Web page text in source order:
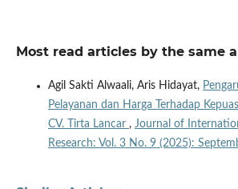
Most read articles by the same
Agil Sakti Alwaali, Aris Hidayat,
Pelayanan dan Harga Terhadap
CV. Tirta Lancar , Journal of
Research: Vol. 3 No. 9 (2025):